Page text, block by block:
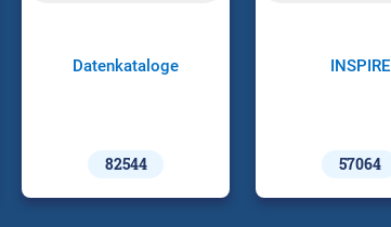
Datenkataloge
82544
INSPIRE
57064